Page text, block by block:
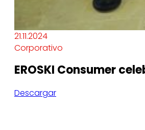
21.11.2024
Corporativo
EROSKI Consumer
Descargar